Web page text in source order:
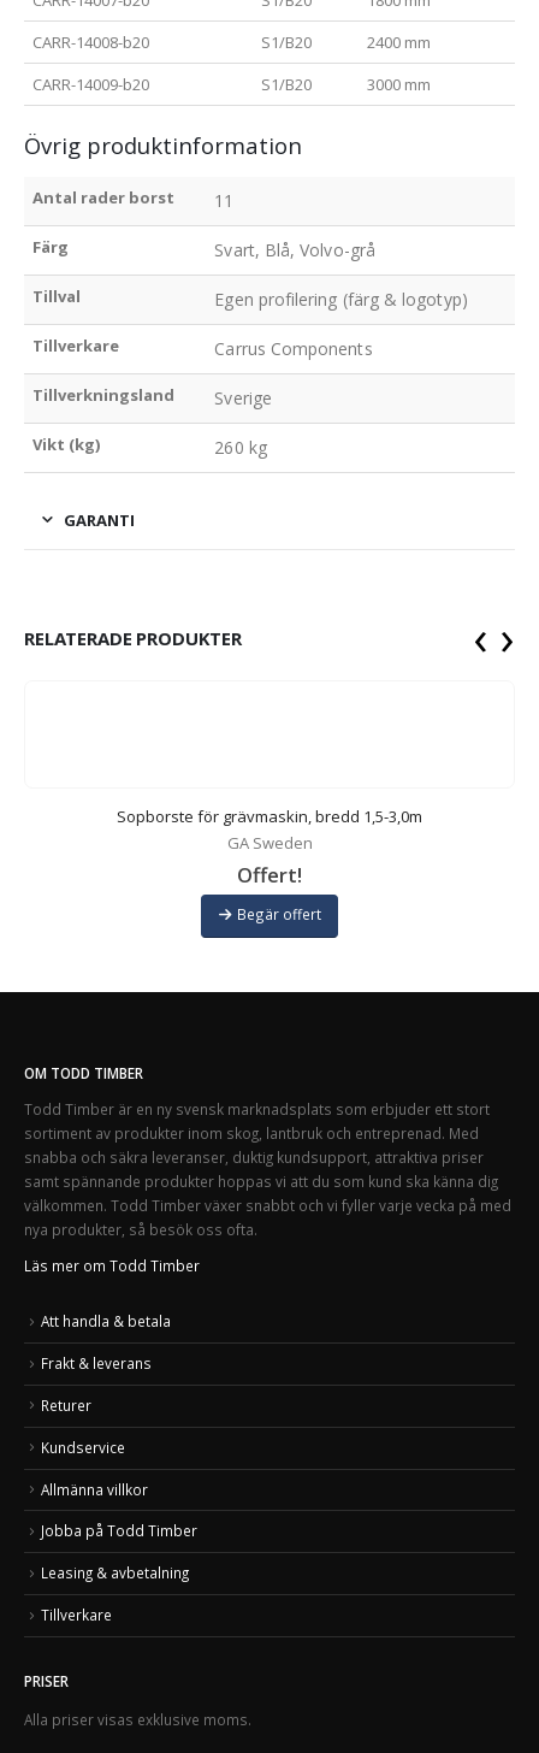
CARR-14008-b20
S1/B20
2400 mm
CARR-14009-b20
S1/B20 3000 mm
Övrig produktinformation
Antal rader borst 11
Färg Svart, Blå, Volvo-grå
Tillval Egen profilering (färg & logotyp)
Tillverkare Carrus Components
Tillverkningsland Sverige
Vikt (kg) 260 kg
GARANTI
RELATERADE PRODUKTER
Sopborste för grävmaskin, bredd 1,5-3,0m
GA Sweden
Offert!
Begär offert
‹ ›
OM TODD TIMBER
Todd Timber är en ny svensk marknadsplats som erbjuder ett stort
sortiment av produkter inom skog, lantbruk och entreprenad. Med
snabba och säkra leveranser, duktig kundsupport, attraktiva priser
samt spännande produkter hoppas vi att du som kund ska känna dig
välkommen. Todd Timber växer snabbt och vi fyller varje vecka på med
nya produkter, så besök oss ofta.
Läs mer om Todd Timber
Att handla & betala
Frakt & leverans
Returer
Kundservice
Allmänna villkor
Jobba på Todd Timber
Leasing & avbetalning
Tillverkare
PRISER
Alla priser visas exklusive moms.